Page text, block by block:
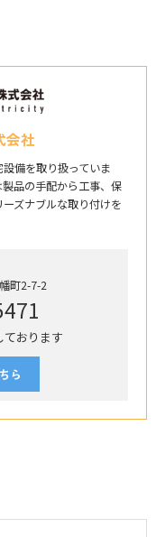
会社
備を取り扱っていま
品の手配から工事、保
ズナブルな取り付けを
町2-7-2
おります
ら